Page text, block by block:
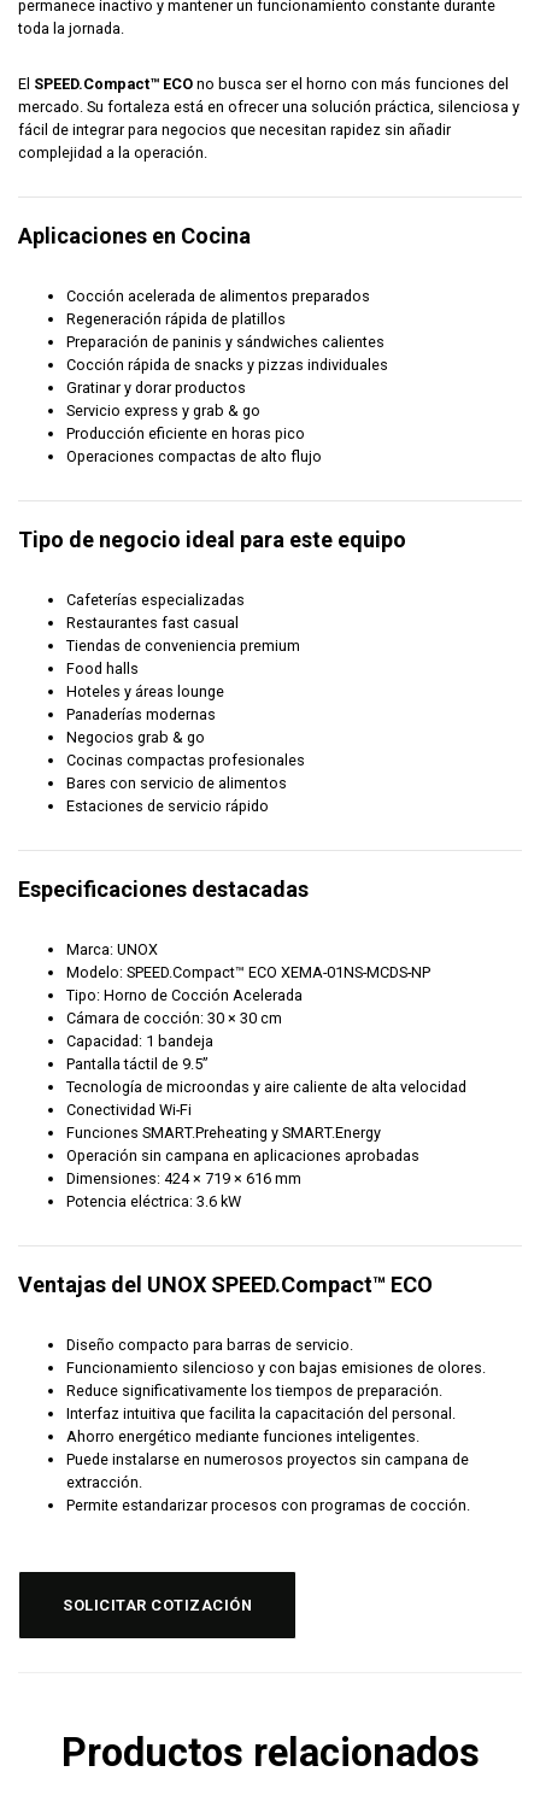
permanece inactivo y mantener un funcionamiento constante durante
toda la jornada.
El SPEED.Compact™ ECO no busca ser el horno con más funciones del
mercado. Su fortaleza está en ofrecer una solución práctica, silenciosa y
fácil de integrar para negocios que necesitan rapidez sin añadir
complejidad a la operación.
Aplicaciones en Cocina
Cocción acelerada de alimentos preparados
Regeneración rápida de platillos
Preparación de paninis y sándwiches calientes
Cocción rápida de snacks y pizzas individuales
Gratinar y dorar productos
Servicio express y grab & go
Producción eficiente en horas pico
Operaciones compactas de alto flujo
Tipo de negocio ideal para este equipo
Cafeterías especializadas
Restaurantes fast casual
Tiendas de conveniencia premium
Food halls
Hoteles y áreas lounge
Panaderías modernas
Negocios grab & go
Cocinas compactas profesionales
Bares con servicio de alimentos
Estaciones de servicio rápido
Especificaciones destacadas
Marca: UNOX
Modelo: SPEED.Compact™ ECO XEMA-01NS-MCDS-NP
Tipo: Horno de Cocción Acelerada
Cámara de cocción: 30 × 30 cm
Capacidad: 1 bandeja
Pantalla táctil de 9.5”
Tecnología de microondas y aire caliente de alta velocidad
Conectividad Wi-Fi
Funciones SMART.Preheating y SMART.Energy
Operación sin campana en aplicaciones aprobadas
Dimensiones: 424 × 719 × 616 mm
Potencia eléctrica: 3.6 kW
Ventajas del UNOX SPEED.Compact™ ECO
Diseño compacto para barras de servicio.
Funcionamiento silencioso y con bajas emisiones de olores.
Reduce significativamente los tiempos de preparación.
Interfaz intuitiva que facilita la capacitación del personal.
Ahorro energético mediante funciones inteligentes.
Puede instalarse en numerosos proyectos sin campana de
extracción.
Permite estandarizar procesos con programas de cocción.
SOLICITAR COTIZACIÓN
Productos relacionados